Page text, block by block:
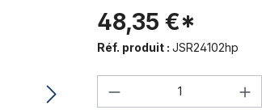
48,35 €*
Réf. produit : JSR24102hp
Quantité de